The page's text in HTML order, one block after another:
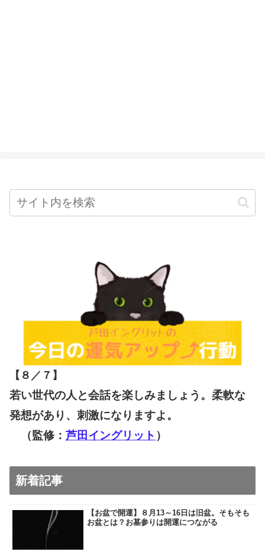
【８／７ 】
若い世代の人と会話を楽しみましょう。柔軟な
発想があり、刺激になりますよ。
（監修： 芦田イングリット ）
新着記事
【お盆で開運】８月13～16日は旧盆。そもそも
お盆とは？お墓参りは開運につながる